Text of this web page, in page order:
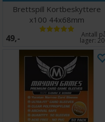
Brettspill Kortbeskyttere
x100 44x68mm
49,- Antall
lager: